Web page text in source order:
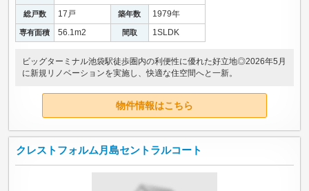
総戸数 17戸 築年数 1979年
専有面積 56.1m2 間取 1SLDK
ビッグターミナル池袋駅徒歩圏内の利便性に優れた好立地◎2026年5月
に新規リノベーションを実施し、快適な住空間へと一新。
物件情報はこちら
クレストフォルム月島セントラルコート